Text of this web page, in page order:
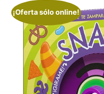
¡Oferta sólo online!